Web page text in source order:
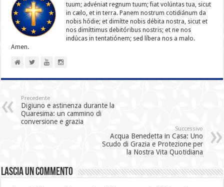
tuum; advéniat regnum tuum; fiat volúntas tua, sicut
in cælo, et in terra. Panem nostrum cotidiánum da
nobis hódie; et dimítte nobis débita nostra, sicut et
nos dimíttimus debitóribus nostris; et ne nos
indúcas in ten­ta­tiónem; sed líbera nos a malo.
Amen.
Precedente
Digiuno e astinenza durante la
Quaresima: un cammino di
conversione e grazia
Successivo
Acqua Benedetta in Casa: Uno
Scudo di Grazia e Protezione per
la Nostra Vita Quotidiana
Lascia un commento